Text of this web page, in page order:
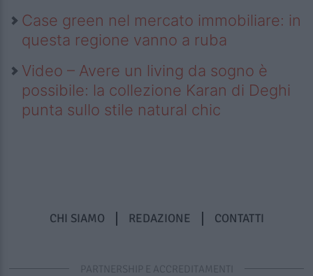
Case green nel mercato immobiliare: in
questa regione vanno a ruba
Video – Avere un living da sogno è
possibile: la collezione Karan di Deghi
punta sullo stile natural chic
CHI SIAMO REDAZIONE CONTATTI
PARTNERSHIP E ACCREDITAMENTI